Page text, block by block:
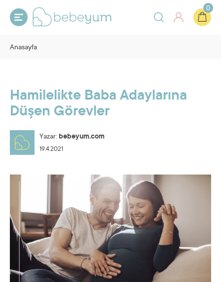
0
Anasayfa
Hamilelikte Baba Adaylarına
Düşen Görevler
Yazar: bebeyum.com
19.4.2021